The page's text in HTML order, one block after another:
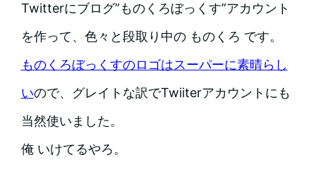
Twitterにブログ”ものくろぼっくす”アカウント
を作って、色々と段取り中の ものくろ です。
ものくろぼっくすのロゴはスーパーに素晴らし
いので、グレイトな訳でTwiiterアカウントにも
当然使いました。
俺 いけてるやろ。